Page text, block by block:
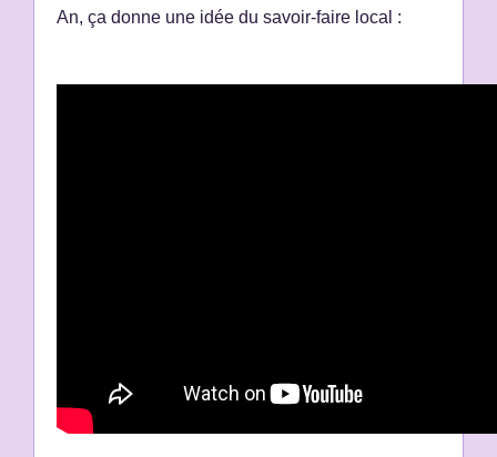
An, ça donne une idée du savoir-faire local :